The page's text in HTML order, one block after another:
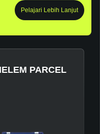
Pelajari Lebih Lanjut
PARCEL